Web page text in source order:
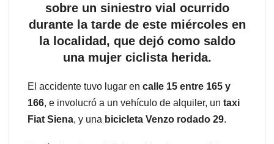
sobre un siniestro vial ocurrido
durante la tarde de este miércoles en
la localidad, que dejó como saldo
una mujer ciclista herida.
El accidente tuvo lugar en calle 15 entre 165 y
166, e involucró a un vehículo de alquiler, un taxi
Fiat Siena, y una bicicleta Venzo rodado 29.